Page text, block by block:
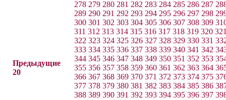
Предыдущие
20
278 279 280 281 282 283 284 285 286 287
289 290 291 292 293 294 295 296 297 298
300 301 302 303 304 305 306 307 308 309
311 312 313 314 315 316 317 318 319 320
322 323 324 325 326 327 328 329 330 331
333 334 335 336 337 338 339 340 341 342
344 345 346 347 348 349 350 351 352 353
355 356 357 358 359 360 361 362 363 364
366 367 368 369 370 371 372 373 374 375
377 378 379 380 381 382 383 384 385 386
388 389 390 391 392 393 394 395 396 397